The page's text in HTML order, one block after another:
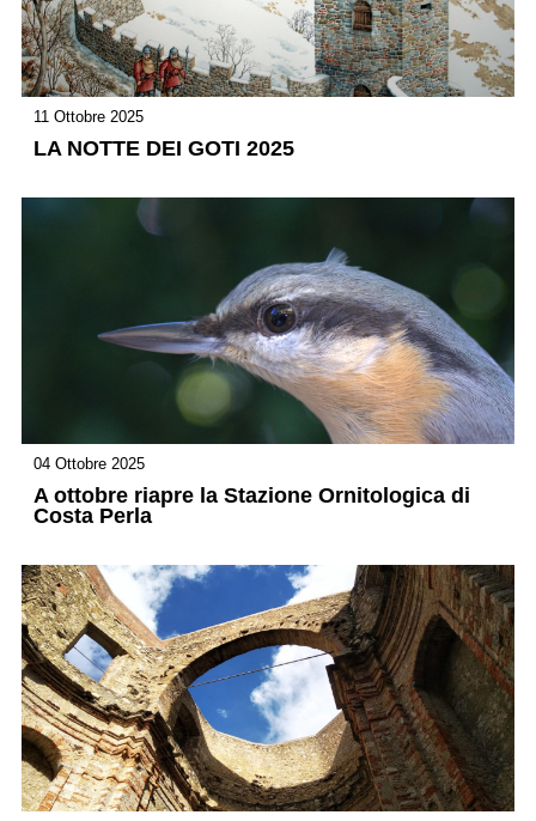
11 Ottobre 2025
LA NOTTE DEI GOTI 2025
04 Ottobre 2025
A ottobre riapre la Stazione Ornitologica di
Costa Perla